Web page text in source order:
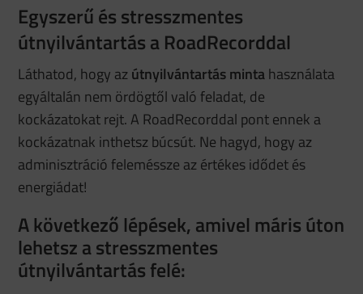
Egyszerű és stresszmentes
útnyilvántartás a RoadRecorddal
Láthatod, hogy azútnyilvántartás mintahasználata
egyáltalán nem ördögtől való feladat, de
kockázatokat rejt. A RoadRecorddal pont ennek a
kockázatnak inthetsz búcsút. Ne hagyd, hogy az
adminisztráció feleméssze az értékes idődet és
energiádat!
A következő lépések, amivel máris úton
lehetsz a stresszmentes
útnyilvántartás felé: